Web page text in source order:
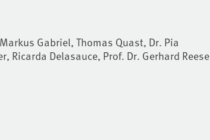
Gabriel, Thomas Quast, Dr. Pia
Ricarda Delasauce, Prof. Dr. Gerhard Reese